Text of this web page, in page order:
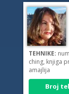
TEHNIKE:
ching, knjiga
amajlija
Broj